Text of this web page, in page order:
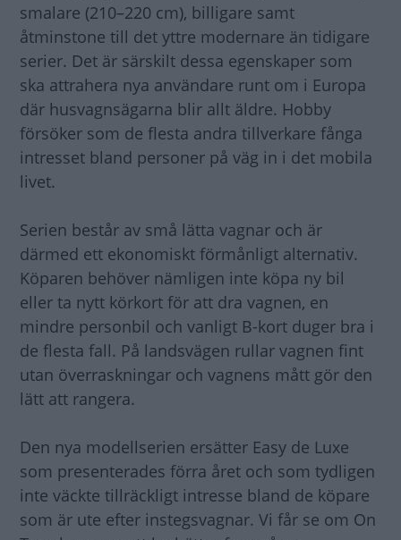
smalare (210–220 cm), billigare samt
åtminstone till det yttre modernare än tidigare
serier. Det är särskilt dessa egenskaper som
ska attrahera nya användare runt om i Europa
där husvagnsägarna blir allt äldre. Hobby
försöker som de flesta andra tillverkare fånga
intresset bland personer på väg in i det mobila
livet.
Serien består av små lätta vagnar och är
därmed ett ekonomiskt förmånligt alternativ.
Köparen behöver nämligen inte köpa ny bil
eller ta nytt körkort för att dra vagnen, en
mindre personbil och vanligt B-kort duger bra i
de flesta fall. På landsvägen rullar vagnen fint
utan överraskningar och vagnens mått gör den
lätt att rangera.
Den nya modellserien ersätter Easy de Luxe
som presenterades förra året och som tydligen
inte väckte tillräckligt intresse bland de köpare
som är ute efter instegsvagnar. Vi får se om On